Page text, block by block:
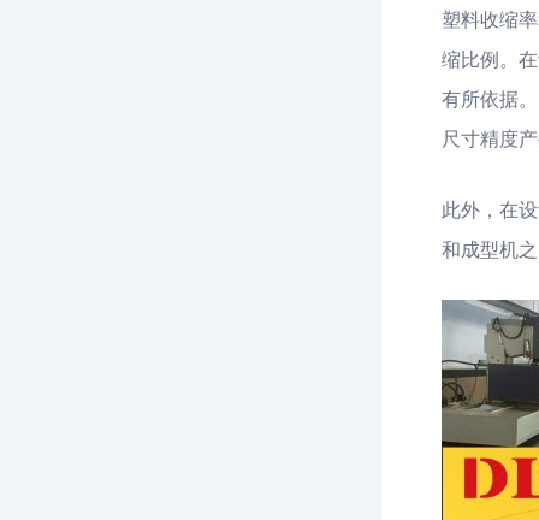
塑料收缩
缩比例。
有所依据
尺寸精度
此外，在
和成型机